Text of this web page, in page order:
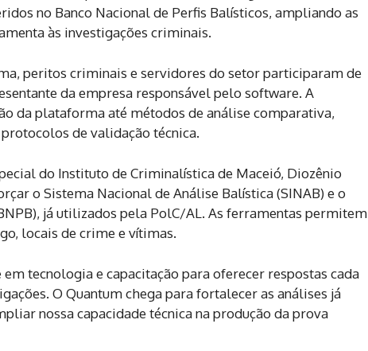
no Banco Nacional de Perfis Balísticos, ampliando as
às investigações criminais.
peritos criminais e servidores do setor participaram de
da empresa responsável pelo software. A
da plataforma até métodos de análise comparativa,
de validação técnica.
do Instituto de Criminalística de Maceió, Diozênio
o Sistema Nacional de Análise Balística (SINAB) e o
já utilizados pela PolC/AL. As ferramentas permitem
locais de crime e vítimas.
tecnologia e capacitação para oferecer respostas cada
O Quantum chega para fortalecer as análises já
nossa capacidade técnica na produção da prova